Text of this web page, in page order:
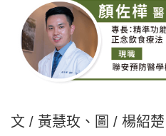
文 / 黃慧玫、圖 / 楊紹楚